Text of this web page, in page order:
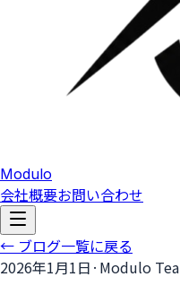
Modulo
会社概要お問い合わせ
← ブログ一覧に戻る
2026年1月1日 · Modulo